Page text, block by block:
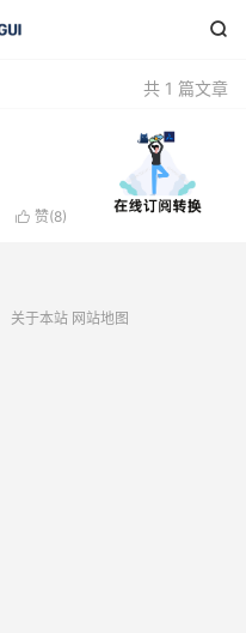

共 1 篇文章
 赞(8)
关于本站 网站地图